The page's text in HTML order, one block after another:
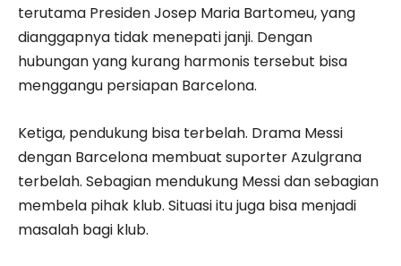
terutama Presiden Josep Maria Bartomeu, yang
dianggapnya tidak menepati janji. Dengan
hubungan yang kurang harmonis tersebut bisa
menggangu persiapan Barcelona.
Ketiga, pendukung bisa terbelah. Drama Messi
dengan Barcelona membuat suporter Azulgrana
terbelah. Sebagian mendukung Messi dan sebagian
membela pihak klub. Situasi itu juga bisa menjadi
masalah bagi klub.